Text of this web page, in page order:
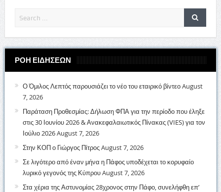
ΡΟΗ ΕΙΔΗΣΕΩΝ
Ο Όμιλος Λεπτός παρουσιάζει το νέο του εταιρικό βίντεοAugust
7, 2026
Παράταση Προθεσμίας: Δήλωση ΦΠΑ για την περίοδο που έληξε
στις 30 Ιουνίου 2026 & Ανακεφαλαιωτικός Πίνακας (VIES) για τον
Ιούλιο 2026August 7, 2026
Στην ΚΟΠ ο Γιώργος ΠίτροςAugust 7, 2026
Σε λιγότερο από έναν μήνα η Πάφος υποδέχεται το κορυφαίο
λυρικό γεγονός της ΚύπρουAugust 7, 2026
Στα χέρια της Αστυνομίας 28χρονος στην Πάφο, συνελήφθη επ’